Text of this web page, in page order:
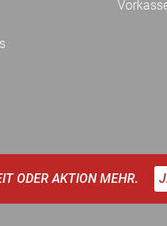
ODER AKTION MEHR.